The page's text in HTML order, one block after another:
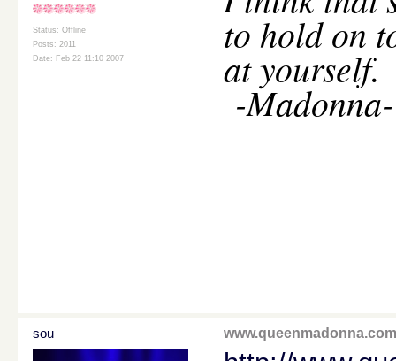
Status: Offline
Posts: 2011
Date: Feb 22 11:10 2007
to hold on
at yourself.
-Madonna-
sou www.queenmadonna.com